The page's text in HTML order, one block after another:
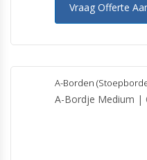
Vraag Offerte
A-Borden
A-Bordje Medium |